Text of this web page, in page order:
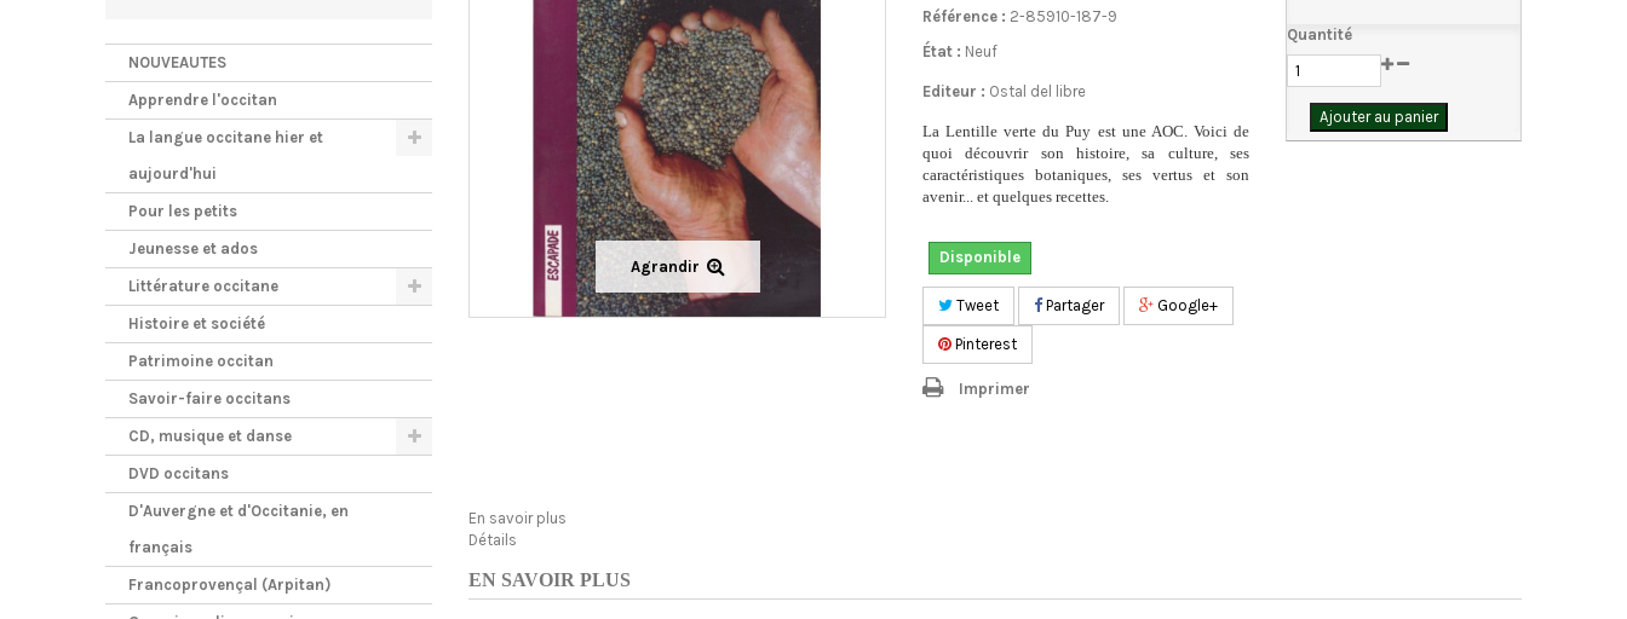
NOUVEAUTES
Apprendre l'occitan
La langue occitane hier et
aujourd'hui
Pour les petits
Jeunesse et ados
Littérature occitane
Histoire et société
Patrimoine occitan
Savoir-faire occitans
CD, musique et danse
DVD occitans
D'Auvergne et d'Occitanie, en
français
Francoprovençal (Arpitan)
Agrandir
Référence : 2-85910-187-9
État : Neuf
Editeur : Ostal del libre
La Lentille verte du Puy est une AOC. Voici de
quoi découvrir son histoire, sa culture, ses
caractéristiques botaniques, ses vertus et son
avenir... et quelques recettes.
Disponible
Tweet Partager Google+
Pinterest
Imprimer
Quantité
Ajouter au panier
En savoir plus
Détails
EN SAVOIR PLUS